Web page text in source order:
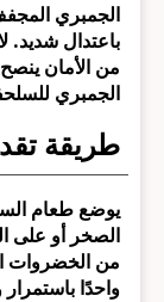
الجمبري
باعتدال شديد.
من الأمان
الجمبري
طريقة
يوضع طعام
الصخر أو على
من الخضروات
واحدًا باستمرار